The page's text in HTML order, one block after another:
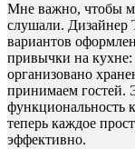
Мне важно, чтобы
слушали. Дизайнер
вариантов
привычки на
организовано
принимаем гостей.
функциональность
теперь каждое
эффективно.